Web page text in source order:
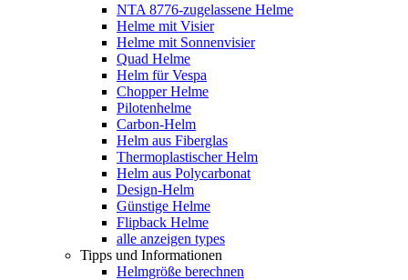
NTA 8776-zugelassene Helme
Helme mit Visier
Helme mit Sonnenvisier
Quad Helme
Helm für Vespa
Chopper Helme
Pilotenhelme
Carbon-Helm
Helm aus Fiberglas
Thermoplastischer Helm
Helm aus Polycarbonat
Design-Helm
Günstige Helme
Flipback Helme
alle anzeigen types
Tipps und Informationen
Helmgröße berechnen